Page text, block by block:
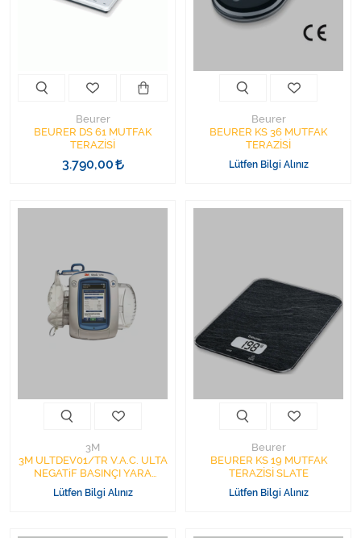
Kişisel Bakım ve Sağlık
Ortopedi Ürünleri
Ortopedi Ürünleri
Sarf Malzemeleri
Sarf Malzemeleri
Sarf Malzemeleri
Tıbbi Tekstil Ürünleri
Tüm Kategorileri Gör
Beurer
BEURER DS 61 MUTFAK
TERAZİSİ
3.790,00
Beurer
BEURER KS 36 MUTFAK
TERAZİSİ
Lütfen Bilgi Alınız
3M
3M ULTDEV01/TR V.A.C. ULTA
NEGATiF BASINÇI YARA
TEDAVİ SiSTEMİ
Lütfen Bilgi Alınız
Beurer
BEURER KS 19 MUTFAK
TERAZİSİ SLATE
Lütfen Bilgi Alınız